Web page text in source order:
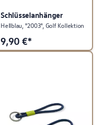
Schlüsselanhänger
Hellblau, "2003", Golf Kollektion
9,90 €*